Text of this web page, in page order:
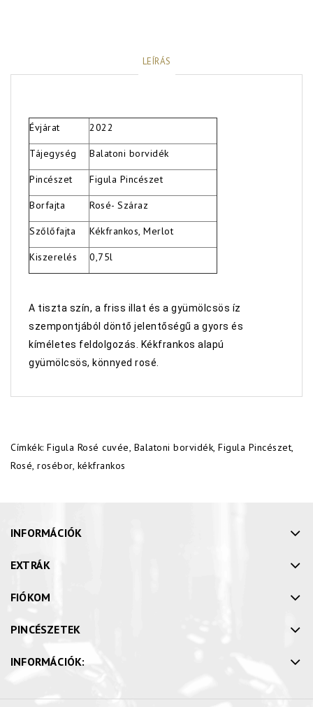
LEÍRÁS
Évjárat 2022
Tájegység Balatoni borvidék
Pincészet Figula Pincészet
Borfajta Rosé- Száraz
Szőlőfajta Kékfrankos, Merlot
Kiszerelés 0,75l
A tiszta szín, a friss illat és a gyümölcsös íz
szempontjából döntő jelentőségű a gyors és
kíméletes feldolgozás. Kékfrankos alapú
gyümölcsös, könnyed rosé.
Címkék: Figula Rosé cuvée, Balatoni borvidék, Figula Pincészet,
Rosé, rosébor, kékfrankos
INFORMÁCIÓK
EXTRÁK
FIÓKOM
PINCÉSZETEK
INFORMÁCIÓK: